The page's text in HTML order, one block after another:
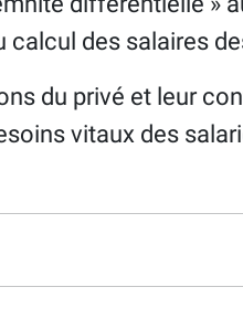
calcul des salaires
du privé et leur
vitaux des